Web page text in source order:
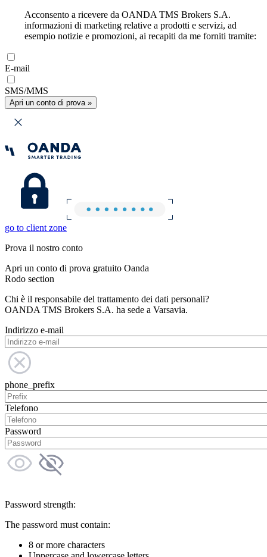
Acconsento a ricevere da OANDA TMS Brokers S.A.
informazioni di marketing relative a prodotti e servizi, ad
esempio notizie e promozioni, ai recapiti da me forniti tramite:
E-mail
SMS/MMS
Apri un conto di prova »
go to client zone
Prova il nostro conto
Apri un conto di prova gratuito Oanda
Rodo section
Chi è il responsabile del trattamento dei dati personali?
OANDA TMS Brokers S.A. ha sede a Varsavia.
Indirizzo e-mail
phone_prefix
Telefono
Password
Password strength:
The password must contain:
8 or more characters